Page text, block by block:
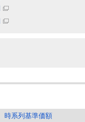
時系列基準価額